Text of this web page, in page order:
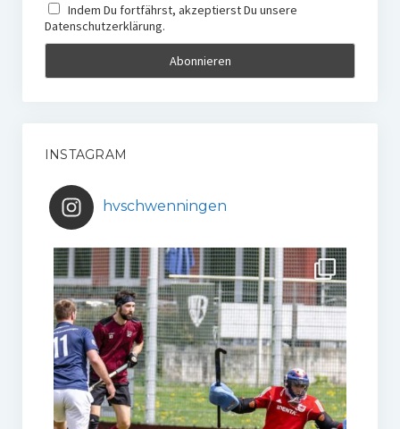
Indem Du fortfährst, akzeptierst Du unsere
Datenschutzerklärung.
INSTAGRAM
hvschwenningen